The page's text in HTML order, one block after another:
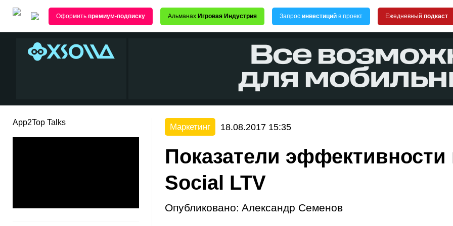
Оформить премиум-подписку Альманах Игровая Индустрия Запрос инвестиций в проект Ежедневный подкаст
App2Top Talks Маркетинг 18.08.2017 15:35
Показатели эффективности
Social LTV
Опубликовано: Александр Семенов